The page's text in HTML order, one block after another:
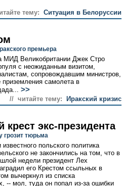
тему: Ситуация в Белоруссии
премьера
МИД Великобритании Джек Стро
с неожиданным визитом,
сопровождавшим министров,
самолета в
>>
// читайте тему: Иракский кризис
экс-президента
грозит тюрьма
известного польского политика
не закончились на том, что в
недели президент Лех
его Крестом ссыльных в
вычеркнул из списка
-- мол, туда он попал из-за ошибки